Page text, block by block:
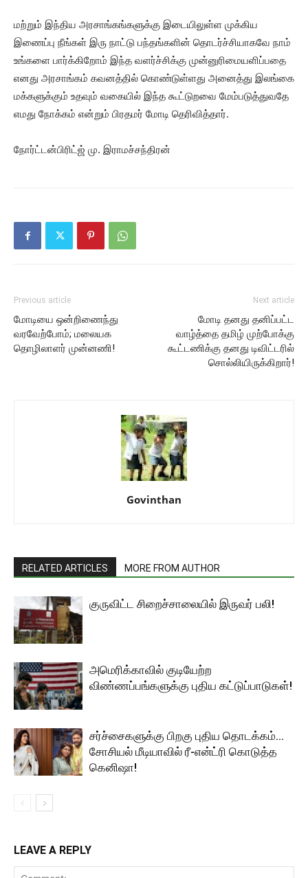
மற்றும் இந்திய அரசாங்கங்களுக்கு இடையிலுள்ள முக்கிய
இணைப்பு நீங்கள் இரு நாட்டு பந்தங்களின் தொடர்ச்சியாகவே நாம்
உங்களை பார்க்கிறோம் இந்த வளர்ச்சிக்கு முன்னுரிமையளிப்பதை
எனது அரசாங்கம் கவனத்தில் கொண்டுள்ளது அனைத்து இலங்கை
மக்களுக்கும் உதவும் வகையில் இந்த கூட்டுறவை மேம்படுத்துவதே
எமது நோக்கம் என்றும் பிரதமர் மோடி தெரிவித்தார்.
நோர்ட்டன்பிரிட்ஜ் மு. இராமச்சந்திரன்
Previous article
மோடியை ஒன்றிணைந்து
வரவேற்போம்; மலையக
தொழிலாளர் முன்னணி!
Next article
மோடி தனது தனிப்பட்ட
வாழ்த்தை தமிழ் முற்போக்கு
கூட்டணிக்கு தனது டிவிட்டரில்
சொல்லியிருக்கிறார்!
Govinthan
RELATED ARTICLES MORE FROM AUTHOR
குருவிட்ட சிறைச்சாலையில் இருவர் பலி!
அமெரிக்காவில் குடியேற்ற
விண்ணப்பங்களுக்கு புதிய கட்டுப்பாடுகள்!
சர்ச்சைகளுக்கு பிறகு புதிய தொடக்கம்…
சோசியல் மீடியாவில் ரீ-என்ட்ரி கொடுத்த
கெனிஷா!
LEAVE A REPLY